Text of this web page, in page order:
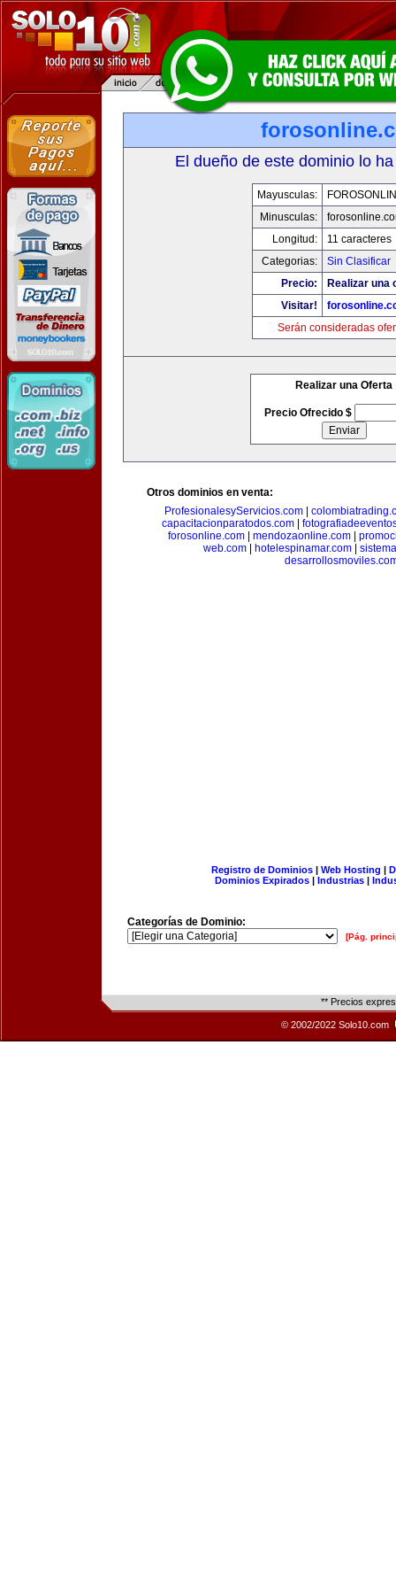
El dueño de este dominio lo
Mayusculas:
Minusculas:
Longitud:
11 caracteres
Categorias:
Sin Clasificar
Precio:
Realizar una
Visitar!
Serán consideradas
Realizar una Oferta
Precio Ofrecido $
Otros dominios en venta:
ProfesionalesyServicios.com
capacitacionparatodos.com
forosonline.com| mendozaonline.com|
web.com
hotelespinamar.com
Registro de Dominios| Web Hosting |
Dominios Expirados | Industrias |
Categorías de Dominio:
[Pág.
** Precios
© 2002/2022 Solo10.com